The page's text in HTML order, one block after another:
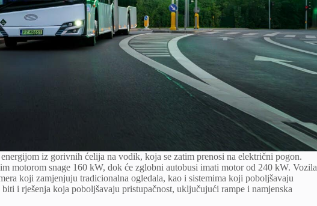
iz gorivnih ćelija na vodik, koja se zatim prenosi na električni pogon.
motorom snage 160 kW, dok će zglobni autobusi imati motor od 240 kW. Vozila
koji zamjenjuju tradicionalna ogledala, kao i sistemima koji poboljšavaju
i rješenja koja poboljšavaju pristupačnost, uključujući rampe i namjenska